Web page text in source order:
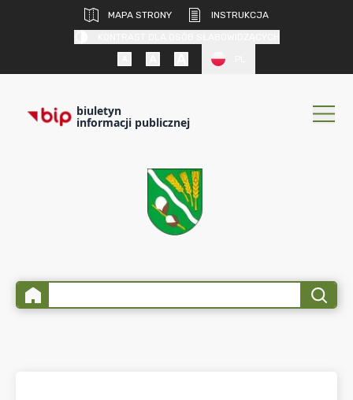
MAPA STRONY
INSTRUKCJA
biuletyn
informacji publicznej